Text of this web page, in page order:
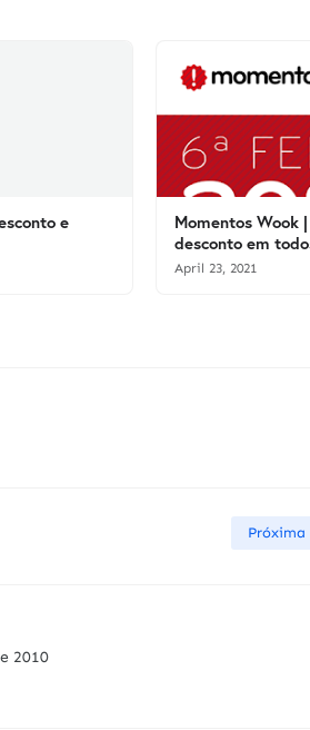
e
Momentos Wook
desconto em
April 23, 2021
Próxima
2010